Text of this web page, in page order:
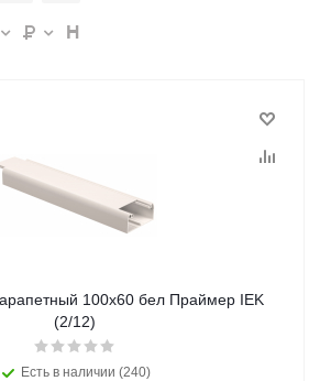
100х60 бел Праймер IEK
(2/12)
Есть в наличии (240)